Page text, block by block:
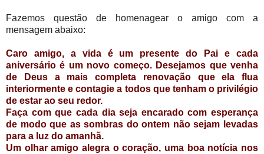
Fazemos questão de homenagear o amigo com a
mensagem abaixo:
Caro amigo, a vida é um presente do Pai e cada
aniversário é um novo começo. Desejamos que venha
de Deus a mais completa renovação que ela flua
interiormente e contagie a todos que tenham o privilégio
de estar ao seu redor.
Faça com que cada dia seja encarado com esperança
de modo que as sombras do ontem não sejam levadas
para a luz do amanhã.
Um olhar amigo alegra o coração, uma boa notícia nos